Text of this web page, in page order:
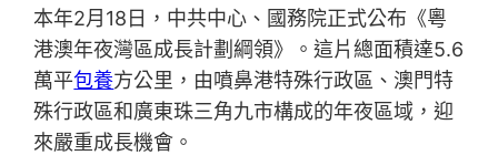
本年2月18日，中共中心、國務院正式公布《粵
港澳年夜灣區成長計劃綱領》。這片總面積達5.6
萬平包養方公里，由噴鼻港特殊行政區、澳門特
殊行政區和廣東珠三角九市構成的年夜區域，迎
來嚴重成長機會。